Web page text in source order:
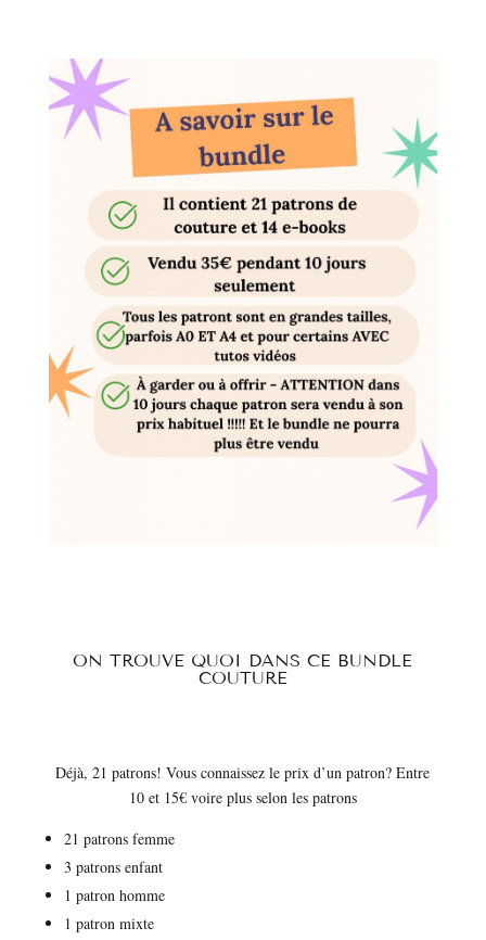
ON TROUVE QUOI DANS CE BUNDLE
COUTURE
Déjà, 21 patrons! Vous connaissez le prix d’un patron? Entre
10 et 15€ voire plus selon les patrons
21 patrons femme
3 patrons enfant
1 patron homme
1 patron mixte